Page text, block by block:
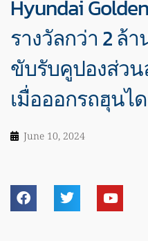
Hyundai
รางวัลกว่า 2 ล้
ขับรับคูปองส่ว
เมื่อออกรถฮุนได
June 10, 2024